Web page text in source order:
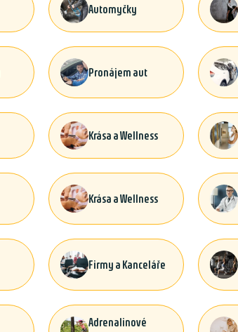
Automyčky
Pronájem aut
Krása a Wellness
Krása a Wellness
Firmy a Kanceláře
Adrenalinové